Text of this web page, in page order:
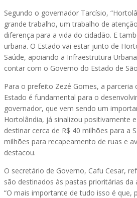
Segundo o governador Tarcísio,
grande trabalho, um trabalho de
diferença para a vida do cidadão. E
urbana. O Estado vai estar junto de
Saúde, apoiando a Infraestrutura
contar com o Governo do Estado de
Para o prefeito Zezé Gomes, a parceria
Estado é fundamental para o
governador, que vem sendo um
Hortolândia, já sinalizou positivamente
destinar cerca de R$ 40 milhões para a
milhões para recapeamento de ruas e
destacou.
O secretário de Governo, Cafu Cesar,
são destinados às pastas prioritárias da
“O mais importante de tudo isso é que,